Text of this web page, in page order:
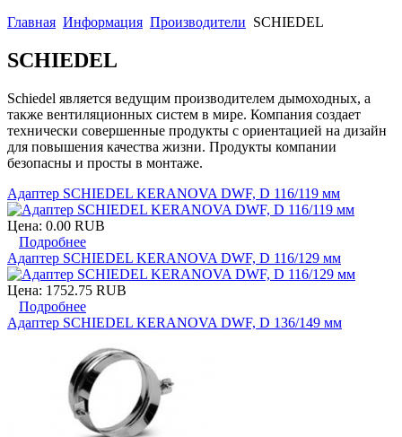
Главная Информация Производители SCHIEDEL
SCHIEDEL
Schiedel является ведущим производителем дымоходных, а
также вентиляционных систем в мире. Компания создает
технически совершенные продукты с ориентацией на дизайн
для повышения качества жизни. Продукты компании
безопасны и просты в монтаже.
Адаптер SCHIEDEL KERANOVA DWF, D 116/119 мм
Цена: 0.00 RUB
Подробнее
Адаптер SCHIEDEL KERANOVA DWF, D 116/129 мм
Цена: 1752.75 RUB
Подробнее
Адаптер SCHIEDEL KERANOVA DWF, D 136/149 мм